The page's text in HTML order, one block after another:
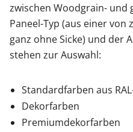
zwischen Woodgrain- und
Paneel-Typ (aus einer von
ganz ohne Sicke) und der
stehen zur Auswahl:
Standardfarben aus
Dekorfarben
Premiumdekorfarben